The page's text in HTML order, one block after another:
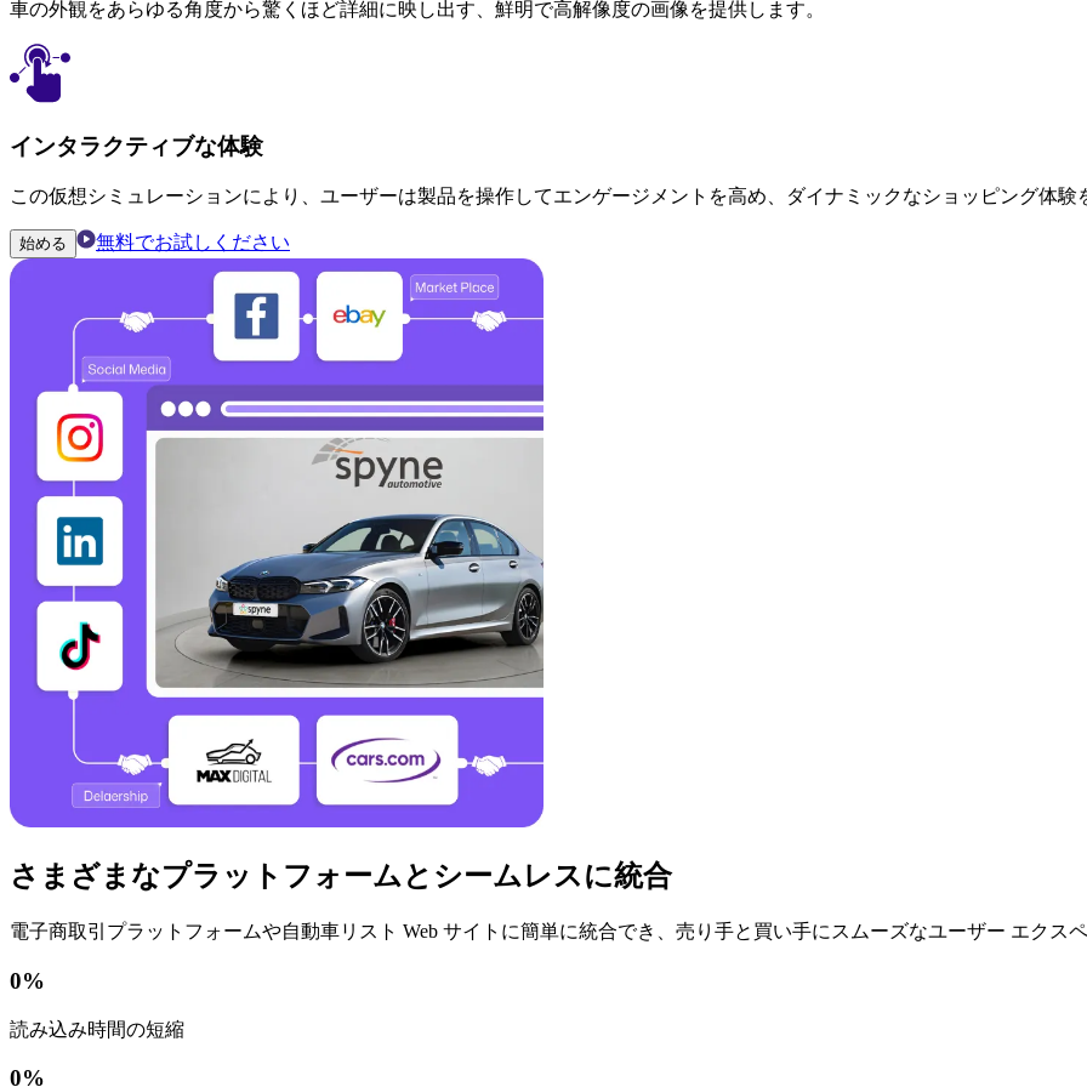
車の外観をあらゆる角度から驚くほど詳細に映し出す、鮮明で高解像度の画像を提供します。
インタラクティブな体験
この仮想シミュレーションにより、ユーザーは製品を操作してエンゲージメントを高め、ダイナミックなショッピング体験
始める 無料でお試しください
さまざまなプラットフォームとシームレスに統合
電子商取引プラットフォームや自動車リスト Web サイトに簡単に統合でき、売り手と買い手にスムーズなユーザー エクス
0%
読み込み時間の短縮
0%